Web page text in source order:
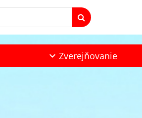
Zverejňovanie